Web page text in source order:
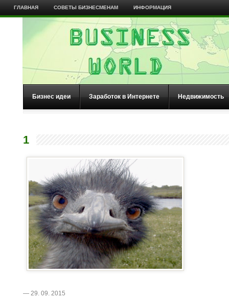
ГЛАВНАЯ СОВЕТЫ БИЗНЕСМЕНАМ ИНФОРМАЦИЯ
Бизнес идеи Заработок в Интернете Недвижимость
1
— 29. 09. 2015